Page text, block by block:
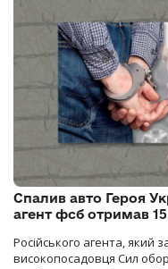
Спалив авто Героя
агент фсб отримав
Російського агента, який
високопосадовця Сил